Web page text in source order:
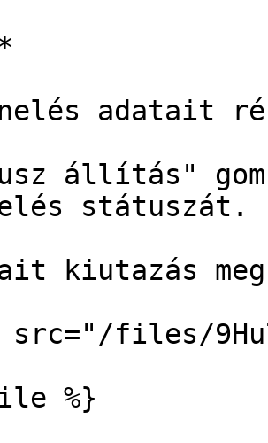
adatait
állítás"
státuszát.
kiutazás
files/
%}